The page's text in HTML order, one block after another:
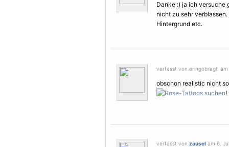
Danke :) ja ich versuche
nicht zu sehr
Hintergrund etc.
verfasst von eringobragh am
obschon realistic nicht
!
verfasst von zausel am 6.